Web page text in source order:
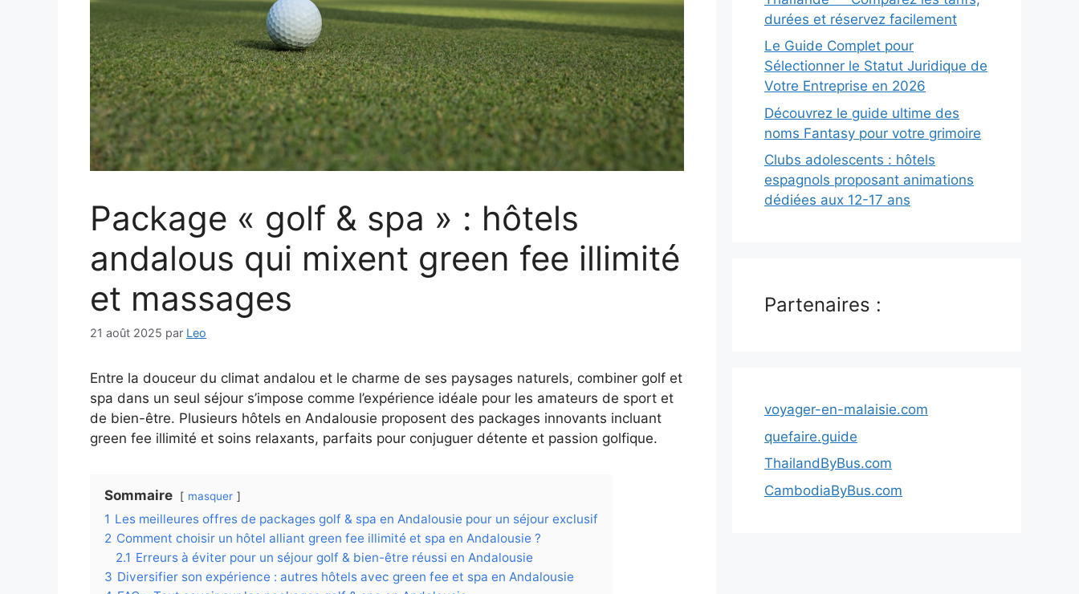
Package « golf & spa » : hôtels
andalous qui mixent green fee illimité
et massages
21 août 2025 par Leo
Entre la douceur du climat andalou et le charme de ses paysages naturels, combiner golf et
spa dans un seul séjour s’impose comme l’expérience idéale pour les amateurs de sport et
de bien-être. Plusieurs hôtels en Andalousie proposent des packages innovants incluant
green fee illimité et soins relaxants, parfaits pour conjuguer détente et passion golfique.
Sommaire masquer
1 Les meilleures offres de packages golf & spa en Andalousie pour un séjour exclusif
2 Comment choisir un hôtel alliant green fee illimité et spa en Andalousie ?
2.1 Erreurs à éviter pour un séjour golf & bien-être réussi en Andalousie
3 Diversifier son expérience : autres hôtels avec green fee et spa en Andalousie
durées et réservez facilement
Le Guide Complet pour
Sélectionner le Statut Juridique de
Votre Entreprise en 2026
Découvrez le guide ultime des
noms Fantasy pour votre grimoire
Clubs adolescents : hôtels
espagnols proposant animations
dédiées aux 12-17 ans
Partenaires :
voyager-en-malaisie.com
quefaire.guide
ThailandByBus.com
CambodiaByBus.com